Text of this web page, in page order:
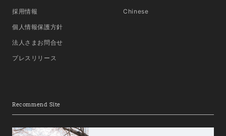
採用情報
個人情報保護方針
法人さまお問合せ
プレスリリース
Chinese
Recommend Site